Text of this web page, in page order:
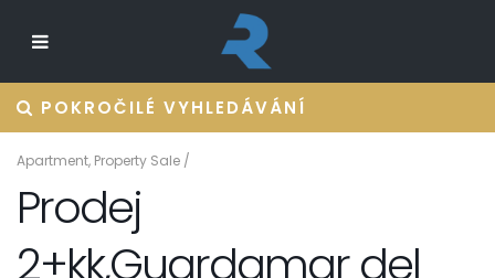
POKROČILÉ VYHLEDÁVÁNÍ
Apartment, Property Sale /
Prodej
2+kk,Guardamar del